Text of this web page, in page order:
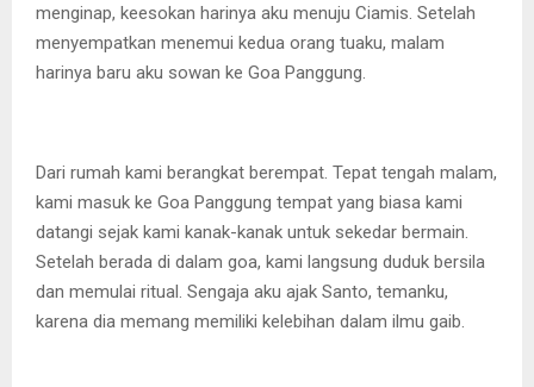
menginap, keesokan harinya aku menuju Ciamis. Setelah
menyempatkan menemui kedua orang tuaku, malam
harinya baru aku sowan ke Goa Panggung.
Dari rumah kami berangkat berempat. Tepat tengah malam,
kami masuk ke Goa Panggung tempat yang biasa kami
datangi sejak kami kanak-kanak untuk sekedar bermain.
Setelah berada di dalam goa, kami langsung duduk bersila
dan memulai ritual. Sengaja aku ajak Santo, temanku,
karena dia memang memiliki kelebihan dalam ilmu gaib.